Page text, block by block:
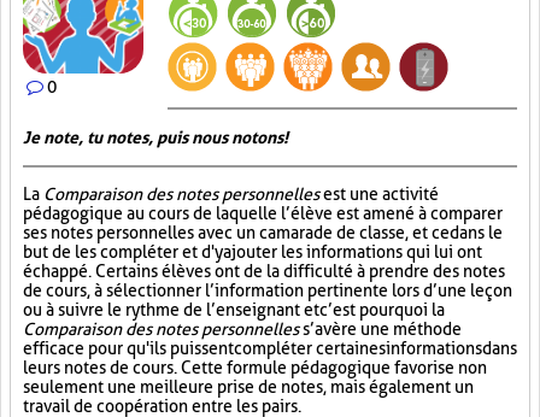
0
Je note, tu notes, puis nous notons!
La Comparaison des notes personnellesest une activité
pédagogique au cours de laquelle l’élève est amené à comparer
ses notes personnelles avec un camarade de classe, et ce dans le
but de les compléter et d'y ajouter les informations qui lui ont
échappé. Certains élèves ont de la difficulté à prendre des notes
de cours, à sélectionner l’information pertinente lors d’une leçon
ou à suivre le rythme de l’enseignant et c’est pourquoi la
Comparaison des notes personnelless’avère une méthode
efficace pour qu'ils puissent compléter certaines informations dans
leurs notes de cours. Cette formule pédagogique favorise non
seulement une meilleure prise de notes, mais également un
travail de coopération entre les pairs.